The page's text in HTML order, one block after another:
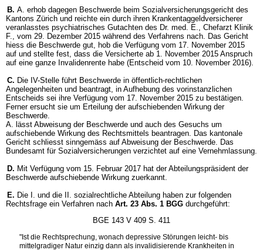
B. A. erhob dagegen Beschwerde beim Sozialversicherungsgericht des
Kantons Zürich und reichte ein durch ihren Krankentaggeldversicherer
veranlasstes psychiatrisches Gutachten des Dr. med. E., Chefarzt Klinik
F., vom 29. Dezember 2015 während des Verfahrens nach. Das Gericht
hiess die Beschwerde gut, hob die Verfügung vom 17. November 2015
auf und stellte fest, dass die Versicherte ab 1. November 2015 Anspruch
auf eine ganze Invalidenrente habe (Entscheid vom 10. November 2016).
C. Die IV-Stelle führt Beschwerde in öffentlich-rechtlichen
Angelegenheiten und beantragt, in Aufhebung des vorinstanzlichen
Entscheids sei ihre Verfügung vom 17. November 2015 zu bestätigen.
Ferner ersucht sie um Erteilung der aufschiebenden Wirkung der
Beschwerde.
A. lässt Abweisung der Beschwerde und auch des Gesuchs um
aufschiebende Wirkung des Rechtsmittels beantragen. Das kantonale
Gericht schliesst sinngemäss auf Abweisung der Beschwerde. Das
Bundesamt für Sozialversicherungen verzichtet auf eine Vernehmlassung.
D. Mit Verfügung vom 15. Februar 2017 hat der Abteilungspräsident der
Beschwerde aufschiebende Wirkung zuerkannt.
E. Die I. und die II. sozialrechtliche Abteilung haben zur folgenden
Rechtsfrage ein Verfahren nach Art. 23 Abs. 1 BGG durchgeführt:
BGE 143 V 409 S. 411
"Ist die Rechtsprechung, wonach depressive Störungen leicht- bis
mittelgradiger Natur einzig dann als invalidisierende Krankheiten in